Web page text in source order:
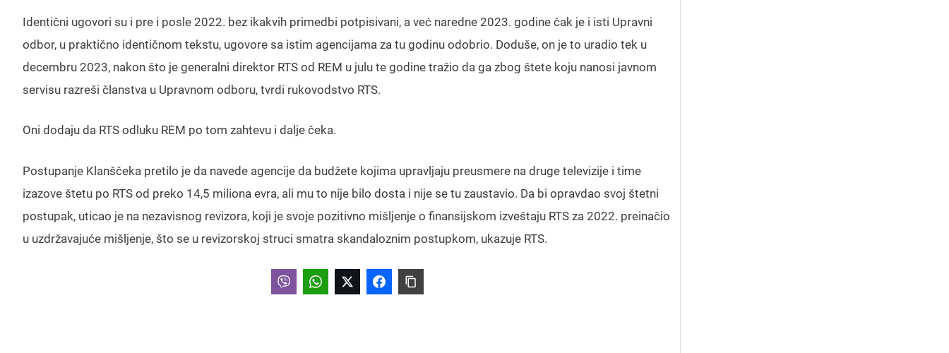
Identični ugovori su i pre i posle 2022. bez ikakvih primedbi potpisivani, a već naredne 2023. godine čak je i isti Upravni
odbor, u praktično identičnom tekstu, ugovore sa istim agencijama za tu godinu odobrio. Doduše, on je to uradio tek u
decembru 2023, nakon što je generalni direktor RTS od REM u julu te godine tražio da ga zbog štete koju nanosi javnom
servisu razreši članstva u Upravnom odboru, tvrdi rukovodstvo RTS.
Oni dodaju da RTS odluku REM po tom zahtevu i dalje čeka.
Postupanje Klanščeka pretilo je da navede agencije da budžete kojima upravljaju preusmere na druge televizije i time
izazove štetu po RTS od preko 14,5 miliona evra, ali mu to nije bilo dosta i nije se tu zaustavio. Da bi opravdao svoj štetni
postupak, uticao je na nezavisnog revizora, koji je svoje pozitivno mišljenje o finansijskom izveštaju RTS za 2022. preinačio
u uzdržavajuće mišljenje, što se u revizorskoj struci smatra skandaloznim postupkom, ukazuje RTS.